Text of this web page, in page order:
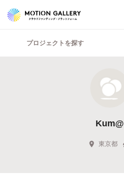
プロジェクトを探す
Kum@
東京都